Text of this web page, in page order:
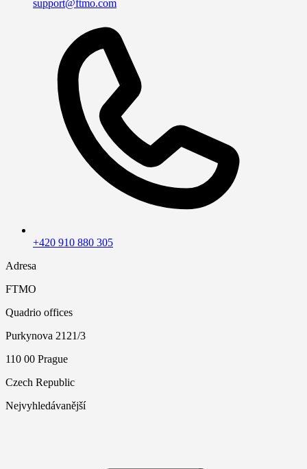
support@ftmo.com
+420 910 880 305
Adresa
FTMO
Quadrio offices
Purkynova 2121/3
110 00 Prague
Czech Republic
Nejvyhledávanější